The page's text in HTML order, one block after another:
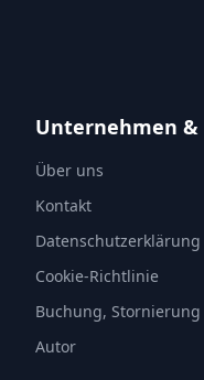
Unternehmen &
Über uns
Kontakt
Datenschutzerklärung
Cookie-Richtlinie
Buchung,
Autor